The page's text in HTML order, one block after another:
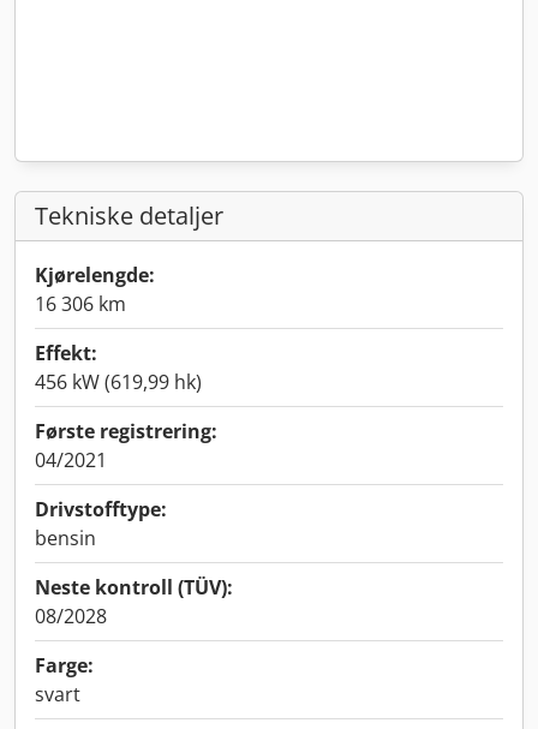
Tekniske detaljer
Kjørelengde:
16 306 km
Effekt:
456 kW (619,99 hk)
Første registrering:
04/2021
Drivstofftype:
bensin
Neste kontroll (TÜV):
08/2028
Farge:
svart